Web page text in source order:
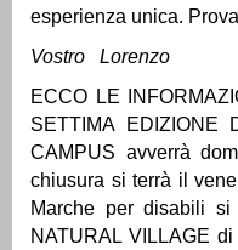
esperienza unica.
Vostro Lorenzo
ECCO LE
SETTIMA EDIZIONE
CAMPUS avverrà
chiusura si terrà il
Marche per disabili
NATURAL VILLAGE